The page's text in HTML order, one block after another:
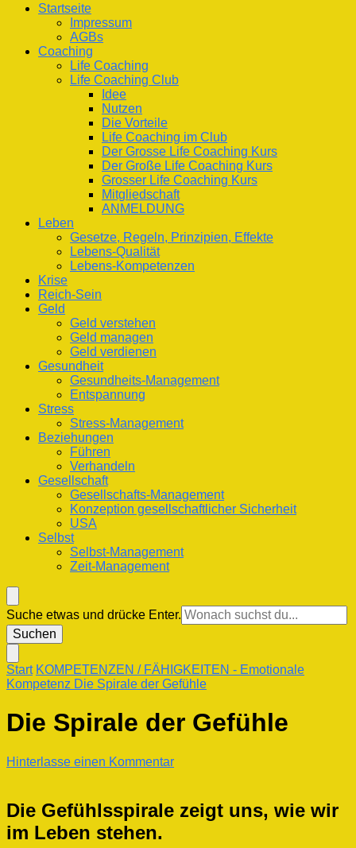
Life Coaching Club
Für Deine Lebenskompetenz
Startseite
Impressum
AGBs
Coaching
Life Coaching
Life Coaching Club
Idee
Nutzen
Die Vorteile
Life Coaching im Club
Der Grosse Life Coaching Kurs
Der Große Life Coaching Kurs
Grosser Life Coaching Kurs
Mitgliedschaft
ANMELDUNG
Leben
Gesetze, Regeln, Prinzipien, Effekte
Lebens-Qualität
Lebens-Kompetenzen
Krise
Reich-Sein
Geld
Geld verstehen
Geld managen
Geld verdienen
Gesundheit
Gesundheits-Management
Entspannung
Stress
Stress-Management
Beziehungen
Führen
Verhandeln
Gesellschaft
Gesellschafts-Management
Konzeption gesellschaftlicher Sicherheit
USA
Selbst
Selbst-Management
Zeit-Management
Suchst
du
nach
Suche etwas und drücke Enter.
Start KOMPETENZEN / FÄHIGKEITEN - Emotionale
Kompetenz Die Spirale der Gefühle
Die Spirale der Gefühle
Hinterlasse einen Kommentarzu
der
Gefühle
Die Gefühlsspirale zeigt uns, wie wir
im Leben stehen.